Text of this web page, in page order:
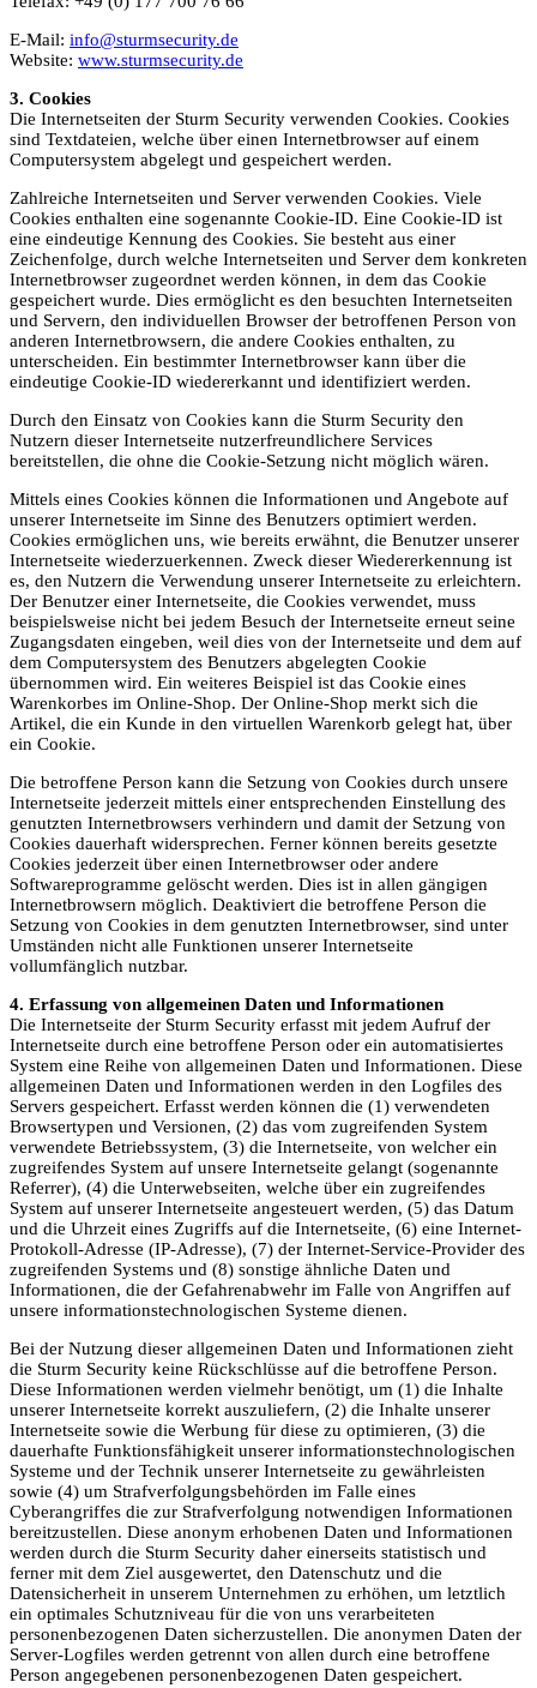
E-Mail: info@sturmsecurity.de
Website: www.sturmsecurity.de
3. Cookies
Die Internetseiten der Sturm Security verwenden Cookies. Cookies
sind Textdateien, welche über einen Internetbrowser auf einem
Computersystem abgelegt und gespeichert werden.
Zahlreiche Internetseiten und Server verwenden Cookies. Viele
Cookies enthalten eine sogenannte Cookie-ID. Eine Cookie-ID ist
eine eindeutige Kennung des Cookies. Sie besteht aus einer
Zeichenfolge, durch welche Internetseiten und Server dem konkreten
Internetbrowser zugeordnet werden können, in dem das Cookie
gespeichert wurde. Dies ermöglicht es den besuchten Internetseiten
und Servern, den individuellen Browser der betroffenen Person von
anderen Internetbrowsern, die andere Cookies enthalten, zu
unterscheiden. Ein bestimmter Internetbrowser kann über die
eindeutige Cookie-ID wiedererkannt und identifiziert werden.
Durch den Einsatz von Cookies kann die Sturm Security den
Nutzern dieser Internetseite nutzerfreundlichere Services
bereitstellen, die ohne die Cookie-Setzung nicht möglich wären.
Mittels eines Cookies können die Informationen und Angebote auf
unserer Internetseite im Sinne des Benutzers optimiert werden.
Cookies ermöglichen uns, wie bereits erwähnt, die Benutzer unserer
Internetseite wiederzuerkennen. Zweck dieser Wiedererkennung ist
es, den Nutzern die Verwendung unserer Internetseite zu erleichtern.
Der Benutzer einer Internetseite, die Cookies verwendet, muss
beispielsweise nicht bei jedem Besuch der Internetseite erneut seine
Zugangsdaten eingeben, weil dies von der Internetseite und dem auf
dem Computersystem des Benutzers abgelegten Cookie
übernommen wird. Ein weiteres Beispiel ist das Cookie eines
Warenkorbes im Online-Shop. Der Online-Shop merkt sich die
Artikel, die ein Kunde in den virtuellen Warenkorb gelegt hat, über
ein Cookie.
Die betroffene Person kann die Setzung von Cookies durch unsere
Internetseite jederzeit mittels einer entsprechenden Einstellung des
genutzten Internetbrowsers verhindern und damit der Setzung von
Cookies dauerhaft widersprechen. Ferner können bereits gesetzte
Cookies jederzeit über einen Internetbrowser oder andere
Softwareprogramme gelöscht werden. Dies ist in allen gängigen
Internetbrowsern möglich. Deaktiviert die betroffene Person die
Setzung von Cookies in dem genutzten Internetbrowser, sind unter
Umständen nicht alle Funktionen unserer Internetseite
vollumfänglich nutzbar.
4. Erfassung von allgemeinen Daten und Informationen
Die Internetseite der Sturm Security erfasst mit jedem Aufruf der
Internetseite durch eine betroffene Person oder ein automatisiertes
System eine Reihe von allgemeinen Daten und Informationen. Diese
allgemeinen Daten und Informationen werden in den Logfiles des
Servers gespeichert. Erfasst werden können die (1) verwendeten
Browsertypen und Versionen, (2) das vom zugreifenden System
verwendete Betriebssystem, (3) die Internetseite, von welcher ein
zugreifendes System auf unsere Internetseite gelangt (sogenannte
Referrer), (4) die Unterwebseiten, welche über ein zugreifendes
System auf unserer Internetseite angesteuert werden, (5) das Datum
und die Uhrzeit eines Zugriffs auf die Internetseite, (6) eine Internet-
Protokoll-Adresse (IP-Adresse), (7) der Internet-Service-Provider des
zugreifenden Systems und (8) sonstige ähnliche Daten und
Informationen, die der Gefahrenabwehr im Falle von Angriffen auf
unsere informationstechnologischen Systeme dienen.
Bei der Nutzung dieser allgemeinen Daten und Informationen zieht
die Sturm Security keine Rückschlüsse auf die betroffene Person.
Diese Informationen werden vielmehr benötigt, um (1) die Inhalte
unserer Internetseite korrekt auszuliefern, (2) die Inhalte unserer
Internetseite sowie die Werbung für diese zu optimieren, (3) die
dauerhafte Funktionsfähigkeit unserer informationstechnologischen
Systeme und der Technik unserer Internetseite zu gewährleisten
sowie (4) um Strafverfolgungsbehörden im Falle eines
Cyberangriffes die zur Strafverfolgung notwendigen Informationen
bereitzustellen. Diese anonym erhobenen Daten und Informationen
werden durch die Sturm Security daher einerseits statistisch und
ferner mit dem Ziel ausgewertet, den Datenschutz und die
Datensicherheit in unserem Unternehmen zu erhöhen, um letztlich
ein optimales Schutzniveau für die von uns verarbeiteten
personenbezogenen Daten sicherzustellen. Die anonymen Daten der
Server-Logfiles werden getrennt von allen durch eine betroffene
Person angegebenen personenbezogenen Daten gespeichert.